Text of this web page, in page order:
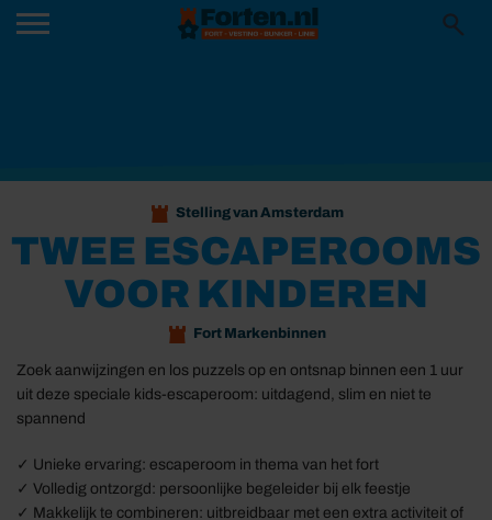
Stelling van Amsterdam
TWEE ESCAPEROOMS
VOOR KINDEREN
Fort Markenbinnen
Zoek aanwijzingen en los puzzels op en ontsnap binnen een 1 uur
uit deze speciale kids-escaperoom: uitdagend, slim en niet te
spannend
✓ Unieke ervaring: escaperoom in thema van het fort
✓ Volledig ontzorgd: persoonlijke begeleider bij elk feestje
✓ Makkelijk te combineren: uitbreidbaar met een extra activiteit of